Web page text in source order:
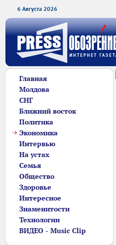
6 Августа 2026
Главная
Молдова
СНГ
Ближний восток
Политика
Экономика
Интервью
На устах
Семья
Общество
Здоровье
Интересное
Знаменитости
Технологии
ВИДЕО - Music Clip